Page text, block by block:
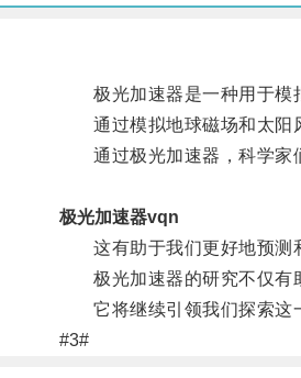
极光加速器是一种用于模
通过模拟地球磁场和太阳风
通过极光加速器，科学家们
极光加速器vqn
这有助于我们更好地预测
极光加速器的研究不仅有助
它将继续引领我们探索这
#3#